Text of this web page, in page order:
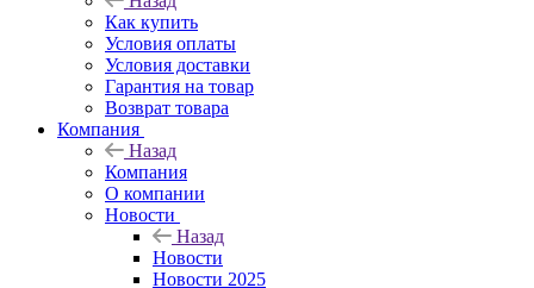
Как купить
Условия оплаты
Условия доставки
Гарантия на товар
Возврат товара
Компания
Назад
Компания
О компании
Новости
Назад
Новости
Новости 2025